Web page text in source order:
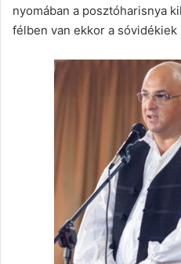
nyomában a posztóharisnya
félben van ekkor a